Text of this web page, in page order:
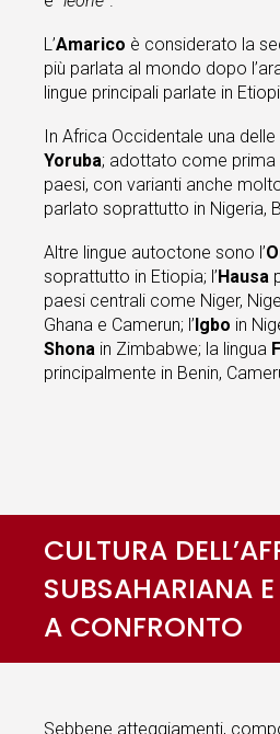
L’Amarico è considerato la
più parlata al mondo dopo
lingue principali parlate in
In Africa Occidentale una
Yoruba; adottato come prima
paesi, con varianti anche
parlato soprattutto in Nigeria,
Altre lingue autoctone sono l’
soprattutto in Etiopia; l’Hausa
paesi centrali come Niger,
Ghana e Camerun; l’Igbo in
Shona in Zimbabwe; la lingua
principalmente in Benin,
CULTURA
SUBSAHARIANA
A CONFRONTO
Sebbene atteggiamenti,